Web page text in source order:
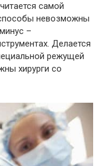
самой
невозможны
–
Делается
режущей
хирурги со